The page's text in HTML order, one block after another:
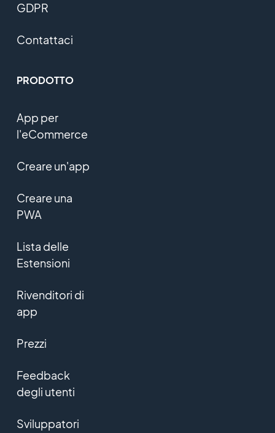
GDPR
Contattaci
PRODOTTO
App per
l'eCommerce
Creare un'app
Creare una
PWA
Lista delle
Estensioni
Rivenditori di
app
Prezzi
Feedback
degli utenti
Sviluppatori